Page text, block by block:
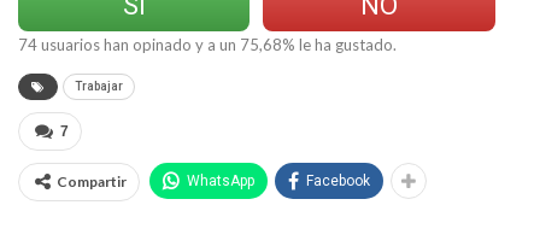
74usuarios han opinado y a un 75,68% le ha gustado.
Trabajar
7
Compartir WhatsApp Facebook